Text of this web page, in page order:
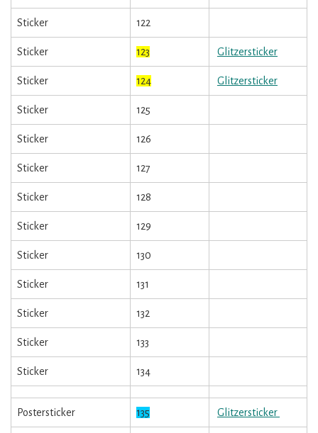
Sticker 122
Sticker 123 Glitzersticker
Sticker 124 Glitzersticker
Sticker 125
Sticker 126
Sticker 127
Sticker 128
Sticker 129
Sticker 130
Sticker 131
Sticker 132
Sticker 133
Sticker 134
Postersticker 135 Glitzersticker